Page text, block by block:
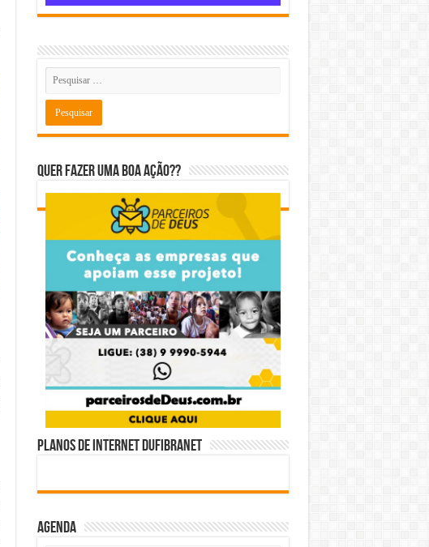
Quer fazer uma boa ação??
Planos de internet DUFIBRANET
Agenda